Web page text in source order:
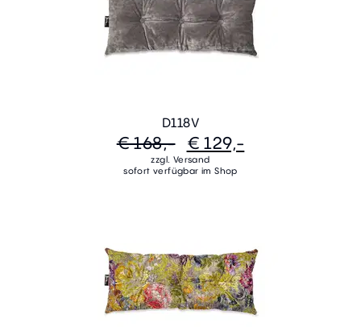
D118V
€ 168,- € 129,-
zzgl. Versand
sofort verfügbar im Shop